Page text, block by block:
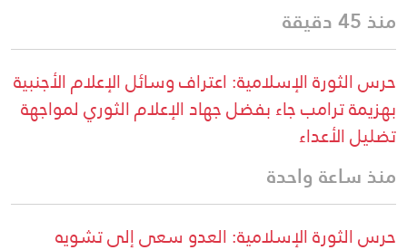
منذ 45 دقيقة
حرس الثورة الإسلامية: اعتراف وسائل الإعلام الأجنبية
بهزيمة ترامب جاء بفضل جهاد الإعلام الثوري لمواجهة
تضليل الأعداء
منذ ساعة واحدة
حرس الثورة الإسلامية: العدو سعى إلى تشويه